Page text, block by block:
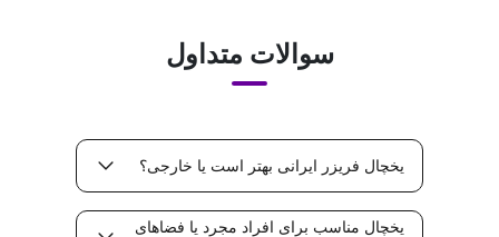
سوالات متداول
یخچال فریزر ایرانی بهتر است یا خارجی؟
یخچال مناسب برای افراد مجرد یا فضاهای